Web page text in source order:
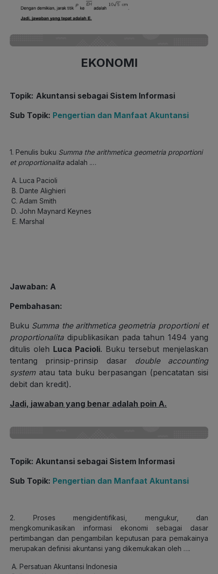
EKONOMI
Topik: Akuntansi sebagai Sistem Informasi
Sub Topik: Pengertian dan Manfaat Akuntansi
1. Penulis buku Summa the arithmetica geometria proportioni
et proportionalita adalah .…
Luca Pacioli
Dante Alighieri
Adam Smith
John Maynard Keynes
Marshal
Jawaban: A
Pembahasan:
Buku Summa the arithmetica geometria proportioni et
proportionalitadipublikasikan pada tahun 1494 yang
ditulis oleh Luca Pacioli. Buku tersebut menjelaskan
tentang prinsip-prinsip dasar double accounting
systematau tata buku berpasangan (pencatatan sisi
debit dan kredit).
Jadi, jawaban yang benar adalah poin A.
Topik: Akuntansi sebagai Sistem Informasi
Sub Topik: Pengertian dan Manfaat Akuntansi
2. Proses mengidentifikasi, mengukur, dan
mengkomunikasikan informasi ekonomi sebagai dasar
pertimbangan dan pengambilan keputusan para pemakainya
merupakan definisi akuntansi yang dikemukakan oleh ….
Persatuan Akuntansi Indonesia